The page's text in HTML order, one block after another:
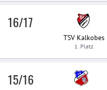
16/17
TSV Kalkobes
1. Platz
15/16